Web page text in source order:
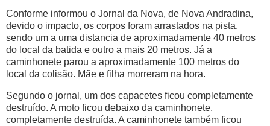
Conforme informou o Jornal da Nova, de Nova Andradina,
devido o impacto, os corpos foram arrastados na pista,
sendo um a uma distancia de aproximadamente 40 metros
do local da batida e outro a mais 20 metros. Já a
caminhonete parou a aproximadamente 100 metros do
local da colisão. Mãe e filha morreram na hora.
Segundo o jornal, um dos capacetes ficou completamente
destruído. A moto ficou debaixo da caminhonete,
completamente destruída. A caminhonete também ficou